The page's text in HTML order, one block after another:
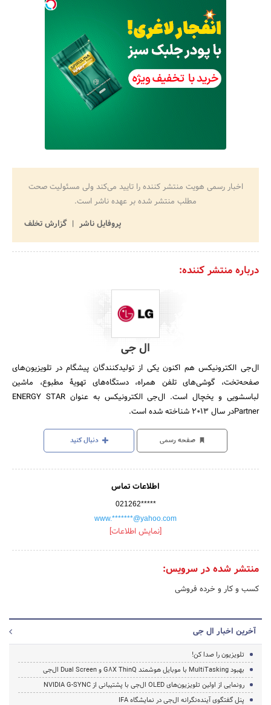
اخبار رسمی هویت منتشر کننده را تایید می‌کند ولی مسئولیت صحت
مطلب منتشر شده بر عهده ناشر است.
پروفایل ناشر
گزارش تخلف
درباره منتشر کننده:
ال جی
ال‌جی الکترونیکس هم اکنون یکی از تولیدکنندگان پیشگام در تلویزیون‌های
صفحه‌تخت، گوشی‌های تلفن همراه، دستگاه‌های تهویۀ مطبوع، ماشین
لباسشویی و یخچال است. ال‌جی الکترونیکس به عنوان ENERGY STAR
Partnerدر سال 2013 شناخته شده است.
صفحه رسمی دنبال کنید
اطلاعات تماس
021262*****
www.*******@yahoo.com
[نمایش اطلاعات]
منتشر شده در سرویس:
کسب و کار و خرده فروشی
آخرین اخبار ال جی
تلویزیون را صدا کن!
بهبود MultiTasking با موبایل هوشمند G8X ThinQ و Dual Screen ال‌جی
رونمایی از اولین تلویزیون‌های OLED ال‌جی با پشتیبانی از NVIDIA G-SYNC
پنل گفتگوی آینده‌نگرانه ال‌جی در نمایشگاه IFA